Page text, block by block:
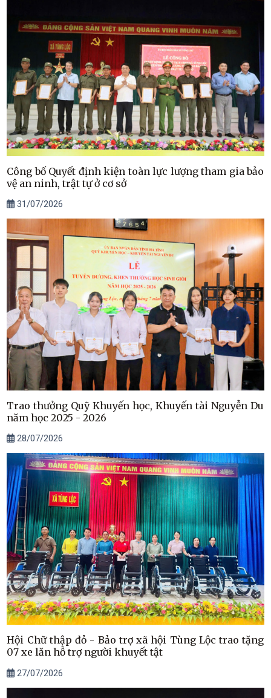
Công bố Quyết định kiện toàn lực lượng tham gia bảo
vệ an ninh, trật tự ở cơ sở
31/07/2026
Trao thưởng Quỹ Khuyến học, Khuyến tài Nguyễn Du
năm học 2025 - 2026
28/07/2026
Hội Chữ thập đỏ - Bảo trợ xã hội Tùng Lộc trao tặng
07 xe lăn hỗ trợ người khuyết tật
27/07/2026